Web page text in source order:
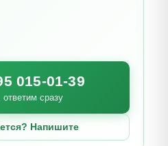
015-01-39
ответим сразу
Напишите